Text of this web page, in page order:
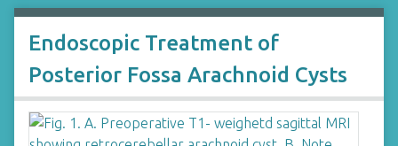
Endoscopic Treatment of
Posterior Fossa Arachnoid Cysts